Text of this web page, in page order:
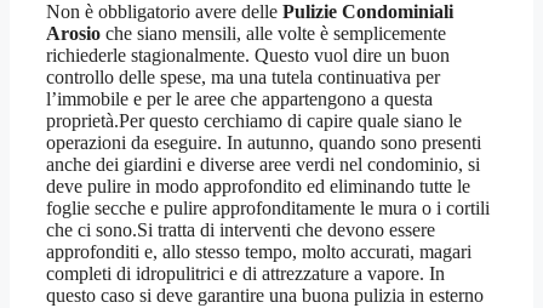
Non è obbligatorio avere delle Pulizie Condominiali
Arosio che siano mensili, alle volte è semplicemente
richiederle stagionalmente. Questo vuol dire un buon
controllo delle spese, ma una tutela continuativa per
l’immobile e per le aree che appartengono a questa
proprietà.Per questo cerchiamo di capire quale siano le
operazioni da eseguire. In autunno, quando sono presenti
anche dei giardini e diverse aree verdi nel condominio, si
deve pulire in modo approfondito ed eliminando tutte le
foglie secche e pulire approfonditamente le mura o i cortili
che ci sono.Si tratta di interventi che devono essere
approfonditi e, allo stesso tempo, molto accurati, magari
completi di idropulitrici e di attrezzature a vapore. In
questo caso si deve garantire una buona pulizia in esterno